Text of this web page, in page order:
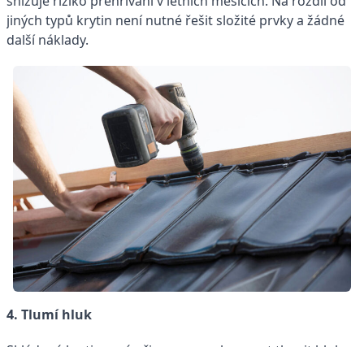
jiných typů krytin není nutné řešit složité prvky a žádné
další náklady.
4. Tlumí hluk